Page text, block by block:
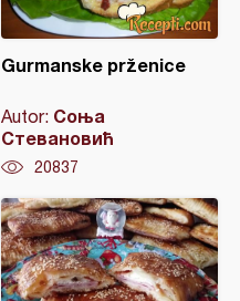
Gurmanske prženice
Autor: Соња
Стевановић
20837